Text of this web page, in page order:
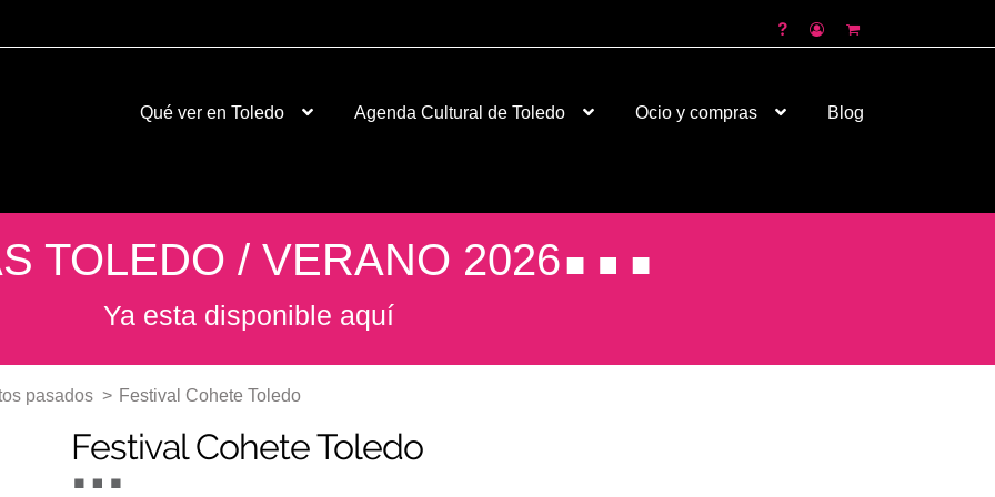
Qué ver en Toledo Agenda Cultural de Toledo Ocio y compras Blog
TOLEDO / VERANO 2026
Ya esta disponible aquí
pasados > Festival Cohete Toledo
Festival Cohete Toledo